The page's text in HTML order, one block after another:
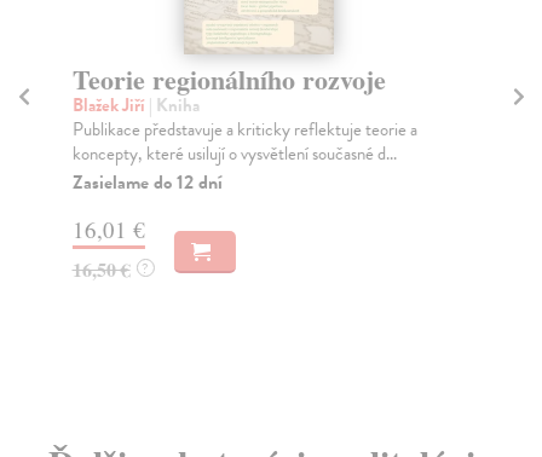
Machiavelliho Vladař. Nové
umění politiky
Ménissier Thierry| Kniha
Podrobnými, avšak přehledně podanými
interpretacemi osmi vybraných kapitol Vladaře svazek
Zasielame do 14 dní
12,22 €